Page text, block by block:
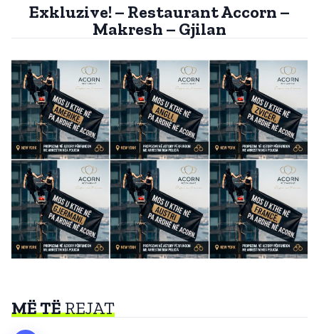
Exkluzive! – Restaurant Accorn –
Makresh – Gjilan
MË TËREJAT